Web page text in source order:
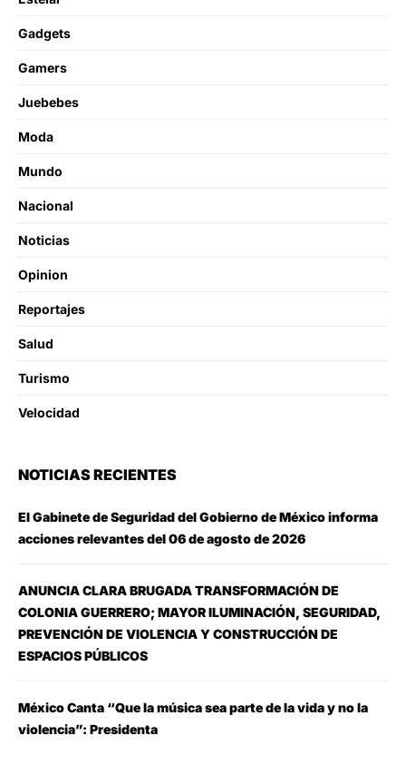
Gadgets
Gamers
Juebebes
Moda
Mundo
Nacional
Noticias
Opinion
Reportajes
Salud
Turismo
Velocidad
NOTICIAS RECIENTES
El Gabinete de Seguridad del Gobierno de México informa
acciones relevantes del 06 de agosto de 2026
ANUNCIA CLARA BRUGADA TRANSFORMACIÓN DE
COLONIA GUERRERO; MAYOR ILUMINACIÓN, SEGURIDAD,
PREVENCIÓN DE VIOLENCIA Y CONSTRUCCIÓN DE
ESPACIOS PÚBLICOS
México Canta “Que la música sea parte de la vida y no la
violencia”: Presidenta